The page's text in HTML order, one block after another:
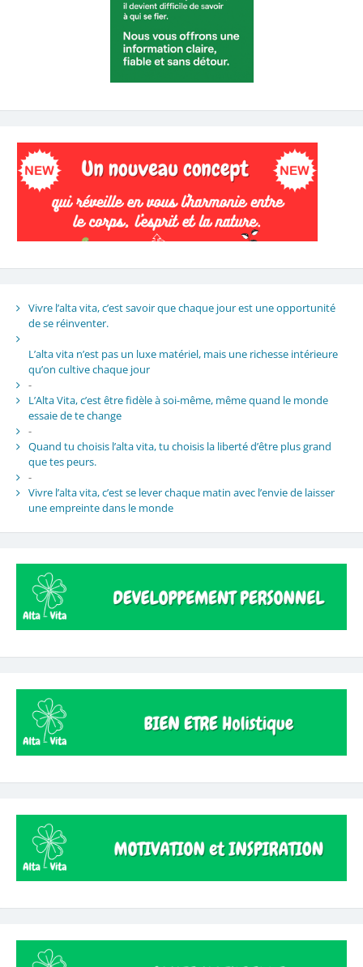
Vivre l’alta vita, c’est savoir que chaque jour est une opportunité
de se réinventer.
L’alta vita n’est pas un luxe matériel, mais une richesse intérieure
qu’on cultive chaque jour
-
L’Alta Vita, c’est être fidèle à soi-même, même quand le monde
essaie de te change
-
Quand tu choisis l’alta vita, tu choisis la liberté d’être plus grand
que tes peurs.
-
Vivre l’alta vita, c’est se lever chaque matin avec l’envie de laisser
une empreinte dans le monde